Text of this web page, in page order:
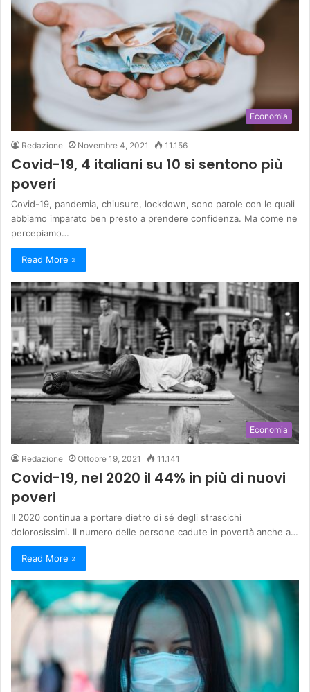
Economia
Redazione Novembre 4, 2021 11.156
Covid-19, 4 italiani su 10 si sentono più
poveri
Covid-19, pandemia, chiusure, lockdown, sono parole con le quali
abbiamo imparato ben presto a prendere confidenza. Ma come ne
percepiamo…
Read More »
Economia
Redazione Ottobre 19, 2021 11.141
Covid-19, nel 2020 il 44% in più di nuovi
poveri
Il 2020 continua a portare dietro di sé degli strascichi
dolorosissimi. Il numero delle persone cadute in povertà anche a…
Read More »